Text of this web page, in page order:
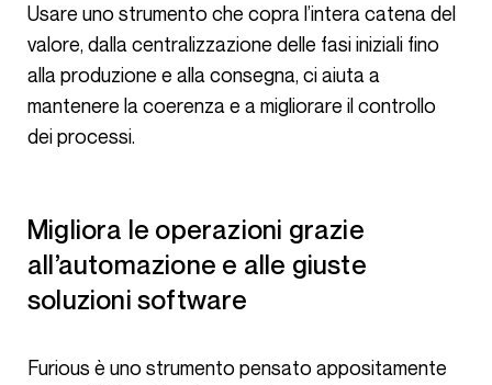
Usare uno strumento che copra l’intera catena del
valore, dalla centralizzazione delle fasi iniziali fino
alla produzione e alla consegna, ci aiuta a
mantenere la coerenza e a migliorare il controllo
dei processi.
Migliora le operazioni grazie
all’automazione e alle giuste
soluzioni software
Furious è uno strumento pensato appositamente